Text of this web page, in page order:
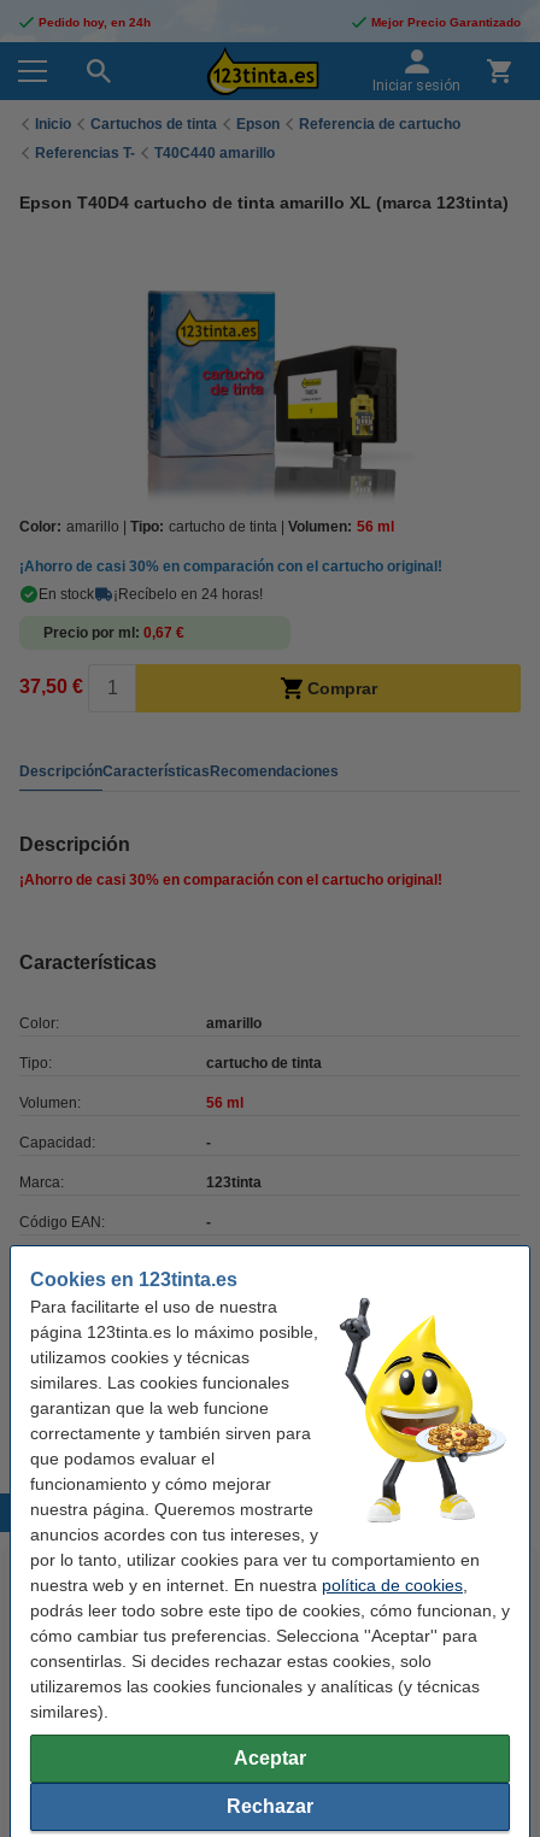
Cookies en 123tinta.es
Para facilitarte el uso de nuestra
página 123tinta.es lo máximo posible,
utilizamos cookies y técnicas
similares. Las cookies funcionales
garantizan que la web funcione
correctamente y también sirven para
que podamos evaluar el
funcionamiento y cómo mejorar
nuestra página. Queremos mostrarte
anuncios acordes con tus intereses, y
por lo tanto, utilizar cookies para ver tu comportamiento en
nuestra web y en internet. En nuestra política de cookies
podrás leer todo sobre este tipo de cookies, cómo funcionan, y
cómo cambiar tus preferencias. Selecciona ''Aceptar'' para
consentirlas. Si decides rechazar estas cookies, solo
utilizaremos las cookies funcionales y analíticas (y técnicas
similares).
Aceptar
Rechazar
Pedido hoy, en 24h Mejor Precio Garantizado
Iniciar sesión
Inicio Cartuchos de tinta Epson
Referencia de cartucho
Referencias T-
T40C440 amarillo
Epson T40D4 cartucho de tinta amarillo XL (marca 123tinta)
Color: amarillo Tipo: cartucho de tinta Volumen: 56 ml
¡Ahorro de casi 30% en comparación con el cartucho original!
En stock
¡Recíbelo en 24 horas!
Precio por ml 0,67 €
37,50 € Comprar
DescripciónCaracterísticasRecomendaciones
Descripción
¡Ahorro de casi 30% en comparación con el cartucho original!
Características
Color: amarillo
Tipo: cartucho de tinta
Volumen: 56 ml
Capacidad: -
Marca: 123tinta
Código EAN: -
Consejo: llévate el pack completo
Pack de Epson serie T40D negro + 3 colores
(marca 123tinta)
148,50 €
Productos destacados
Epson T40D1 cartucho de tinta
Epson T40D2 cartucho de tinta